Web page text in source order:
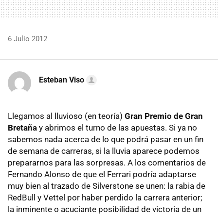
6 Julio 2012
Esteban Viso
Llegamos al lluvioso (en teoría) Gran Premio de Gran
Bretaña y abrimos el turno de las apuestas. Si ya no
sabemos nada acerca de lo que podrá pasar en un fin
de semana de carreras, si la lluvia aparece podemos
prepararnos para las sorpresas. A los comentarios de
Fernando Alonso de que el Ferrari podría adaptarse
muy bien al trazado de Silverstone se unen: la rabia de
RedBull y Vettel por haber perdido la carrera anterior;
la inminente o acuciante posibilidad de victoria de un